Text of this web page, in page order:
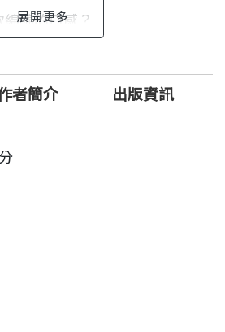
綿的口感？
水中加鹽巴？
學》只在解答生活化學，它也
生物化學與環境化學。別再猶
者簡介 出版資訊